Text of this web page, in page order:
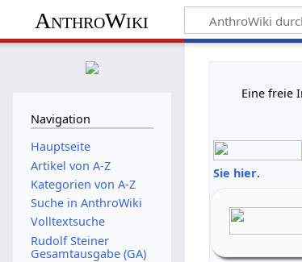
AnthroWiki
Eine freie
Sie hier.
Navigation
Hauptseite
Artikel von A-Z
Kategorien von A-Z
Suche in AnthroWiki
Volltextsuche
Rudolf Steiner
Gesamtausgabe (GA)